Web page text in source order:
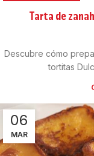
Tarta de
Descubre cómo
tortitas
06
MAR